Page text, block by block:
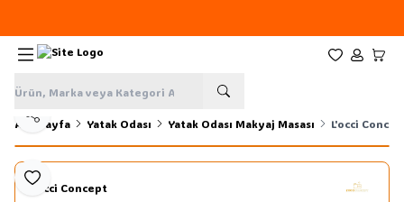
Favorilerim
Hesabım
Ana Sayfa Yatak Odası Yatak Odası Makyaj Masası L'occi
Favoriye Ekle
Paylaş
L'occi Concept